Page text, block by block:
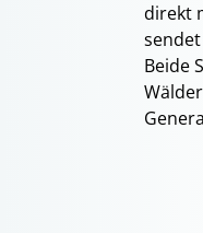
direkt
Beide